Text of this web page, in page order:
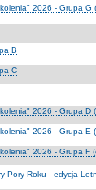
2026 - Grupa G
B
C
2026 - Grupa D
2026 - Grupa E
2026 - Grupa F
Pory Roku - edycja